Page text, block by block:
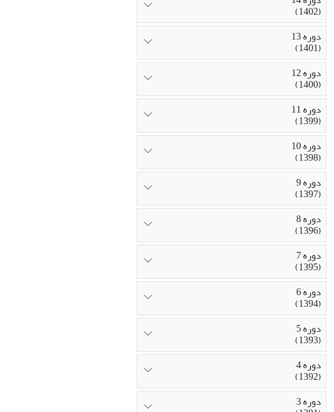
(1402)
دوره 13
(1401)
دوره 12
(1400)
دوره 11
(1399)
دوره 10
(1398)
دوره 9
(1397)
دوره 8
(1396)
دوره 7
(1395)
دوره 6
(1394)
دوره 5
(1393)
دوره 4
(1392)
دوره 3